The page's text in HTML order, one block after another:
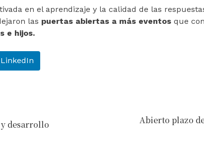
en el aprendizaje y la calidad de las
las puertas abiertas a más eventos que
e hijos.
LinkedIn
desarrollo
Abierto plazo